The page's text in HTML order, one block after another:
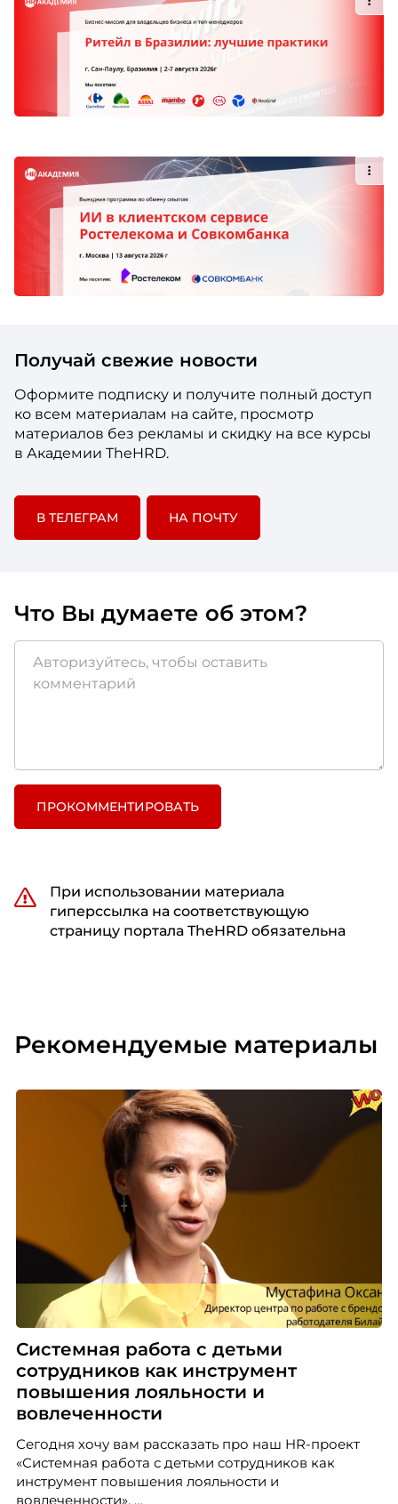
Получай свежие новости
Оформите подписку и получите полный доступ
ко всем материалам на сайте, просмотр
материалов без рекламы и скидку на все курсы
в Академии TheHRD.
В ТЕЛЕГРАМ НА ПОЧТУ
Что Вы думаете об этом?
ПРОКОММЕНТИРОВАТЬ
При использовании материала
гиперссылка на соответствующую
страницу портала TheHRD обязательна
Рекомендуемые материалы
Системная работа с детьми
сотрудников как инструмент
повышения лояльности и
вовлеченности
Сегодня хочу вам рассказать про наш HR-проект
«Системная работа с детьми сотрудников как
инструмент повышения лояльности и
вовлеченности».